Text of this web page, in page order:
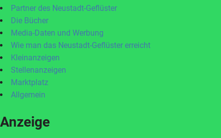
Partner des Neustadt-Geflüster
Die Bücher
Media-Daten und Werbung
Wie man das Neustadt-Geflüster erreicht
Kleinanzeigen
Stellenanzeigen
Marktplatz
Allgemein
Anzeige